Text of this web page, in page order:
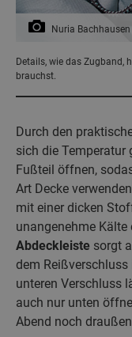
Nuria Bachhausen
Details, wie das Zugband,
brauchst.
Durch den
sich die Temperatur
Fußteil öffnen,
Art Decke
mit einer dicken
unangenehme
Abdeckleiste sorgt
dem
unteren Verschluss
auch nur unten
Abend noch